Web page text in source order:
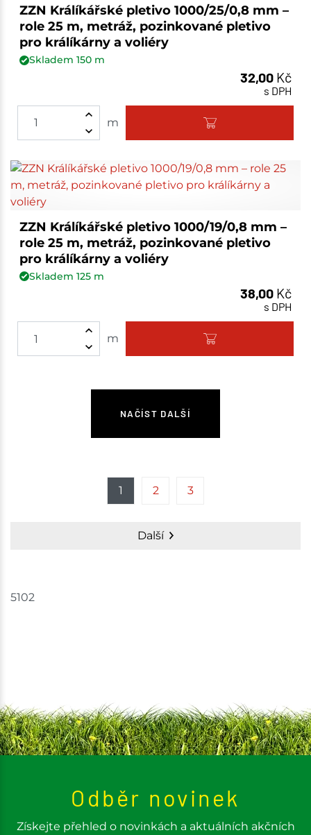
5102
ZZN Králíkářské pletivo 1000/25/0,8 mm –
role 25 m, metráž, pozinkované pletivo
pro králíkárny a voliéry
Skladem 150m
32,00 Kč
s DPH
m
ZZN Králíkářské pletivo 1000/19/0,8 mm –
role 25 m, metráž, pozinkované pletivo
pro králíkárny a voliéry
Skladem 125m
38,00 Kč
s DPH
m
NAČÍST DALŠÍ
1 2 3
Další
Odběr novinek
Získejte přehled o novinkách a aktuálních akčních